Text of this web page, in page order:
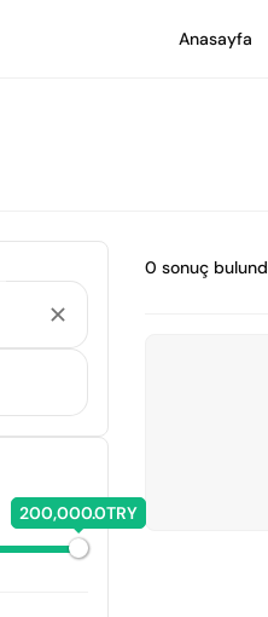
Anasayfa
200,000.0TRY
0 sonuç